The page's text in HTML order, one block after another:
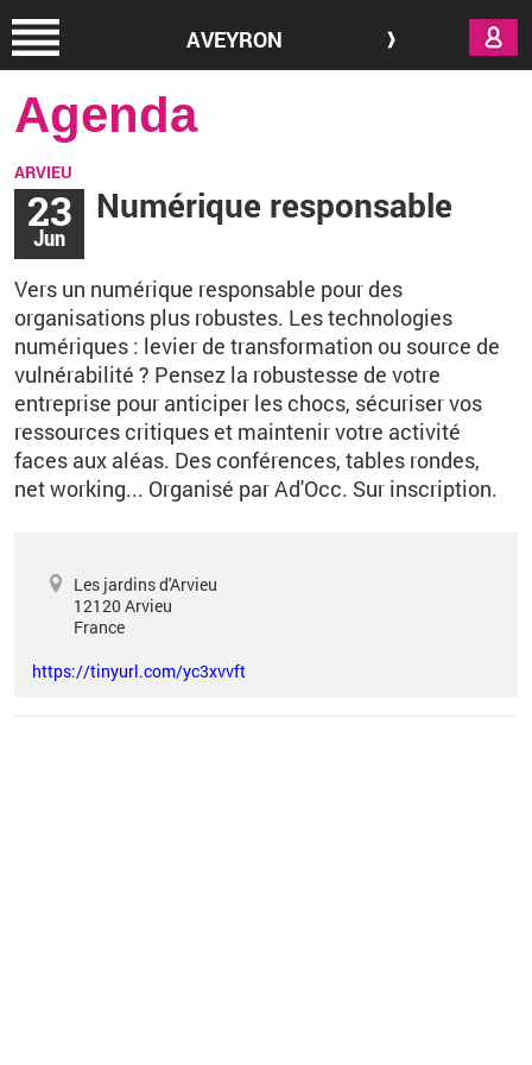
AVEYRON
Agenda
ARVIEU
23
Jun
Numérique responsable
Vers un numérique responsable pour des
organisations plus robustes. Les technologies
numériques : levier de transformation ou source de
vulnérabilité ?​ Pensez la robustesse de votre
entreprise pour anticiper les chocs, sécuriser vos
ressources critiques et maintenir votre activité
faces aux aléas. Des conférences, tables rondes,
net working... Organisé par Ad'Occ. Sur inscription.
Les jardins d'Arvieu
12120 Arvieu
France
https://tinyurl.com/yc3xvvft